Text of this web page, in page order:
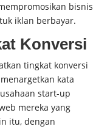
bisnis
iklan berbayar.
Konversi
tingkat konversi
kata
start-up
mereka yang
itu, dengan